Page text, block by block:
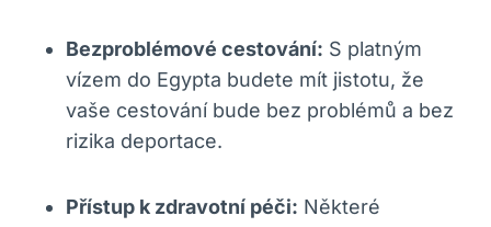
Bezproblémové cestování: S platným
vízem do Egypta budete mít jistotu, že
vaše cestování bude bez problémů a bez
rizika deportace.
Přístup k zdravotní péči: Některé